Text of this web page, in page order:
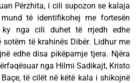
Përzhita, i cili supozon se kalaja
të identifikohej me fortesën
ky nga cili duhet të rrjedh edhe
të krahinës Dibër. Lidhur me
edhe disa pikëpamje tjera. Njëra
nga Hilmi Sadikajt, Kristo
të cilët në këtë kala i shikojnë